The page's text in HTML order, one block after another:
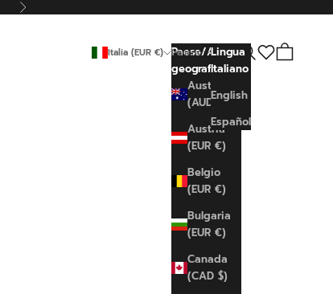
Successivo
Italia (EUR €) Paese/Area
geografica
Australia
(AUD $)
Austria
(EUR €)
Belgio
(EUR €)
Bulgaria
(EUR €)
Canada
(CAD $)
Italiano Lingua
Italiano
English
Español
Cerca Carrello